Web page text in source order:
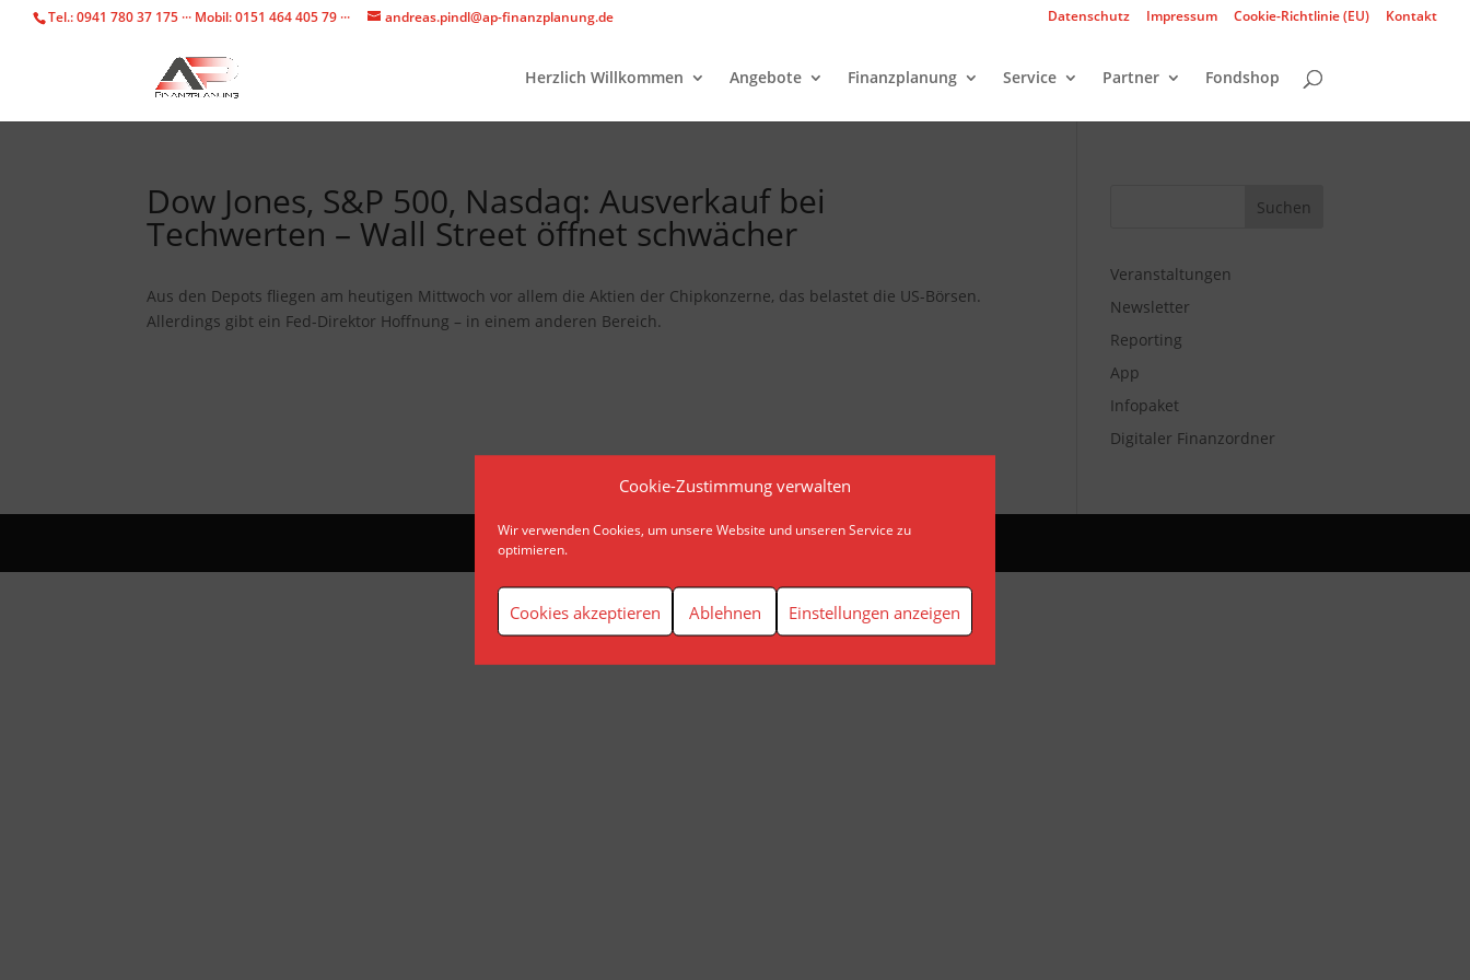
Cookie-Zustimmung verwalten
Wir verwenden Cookies, um unsere Website und unseren Service zu
optimieren.
Cookies akzeptieren Ablehnen Einstellungen anzeigen
Tel.: 0941 780 37 175 ··· Mobil: 0151 464 405 79 ··· andreas.pindl@ap-finanzplanung.de Datenschutz Impressum Cookie-Richtlinie (EU) Kontakt
Herzlich Willkommen Angebote Finanzplanung Service Partner Fondshop
Dow Jones, S&P 500, Nasdaq: Ausverkauf bei
Techwerten – Wall Street öffnet schwächer
Aus den Depots fliegen am heutigen Mittwoch vor allem die Aktien der Chipkonzerne, das belastet die US-Börsen.
Allerdings gibt ein Fed-Direktor Hoffnung – in einem anderen Bereich.
Veranstaltungen
Newsletter
Reporting
App
Infopaket
Digitaler Finanzordner
© AP Finanzplanung Andreas Pindl